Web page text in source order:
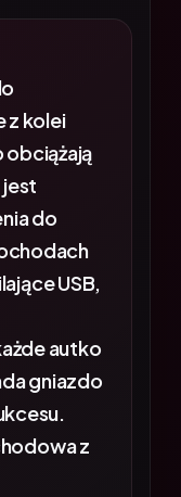
kolei
jest
do
USB,
autko
gniazdo
z